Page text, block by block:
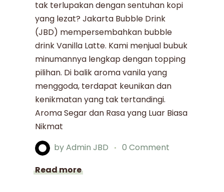
tak terlupakan dengan sentuhan kopi
yang lezat? Jakarta Bubble Drink
(JBD) mempersembahkan bubble
drink Vanilla Latte. Kami menjual bubuk
minumannya lengkap dengan topping
pilihan. Di balik aroma vanila yang
menggoda, terdapat keunikan dan
kenikmatan yang tak tertandingi.
Aroma Segar dan Rasa yang Luar Biasa
Nikmat
byAdmin JBD
0 Comment
Read more